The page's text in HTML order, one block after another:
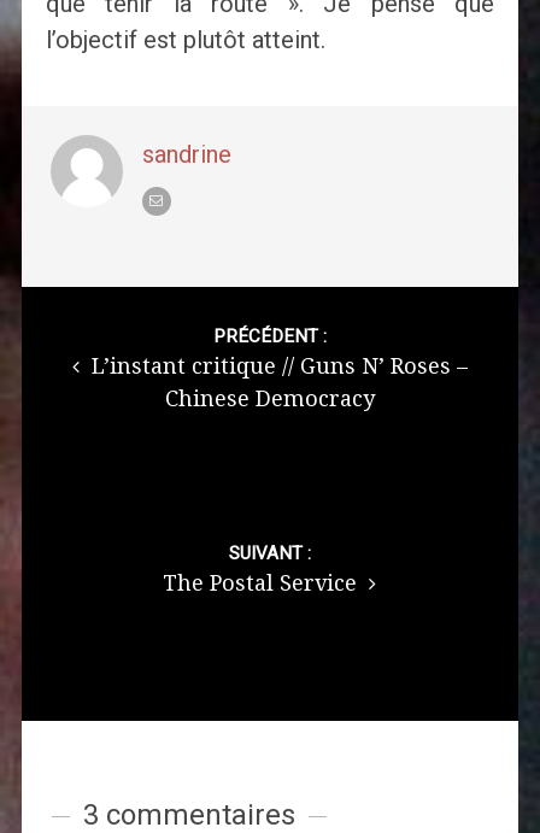
l’objectif est plutôt atteint.
sandrine
PRÉCÉDENT :
L’instant critique // Guns N’ Roses –
Chinese Democracy
SUIVANT :
The Postal Service
3 commentaires